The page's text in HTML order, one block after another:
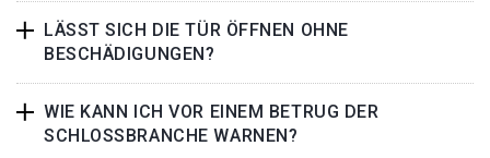
LÄSST SICH DIE TÜR ÖFFNEN OHNE
BESCHÄDIGUNGEN?
WIE KANN ICH VOR EINEM BETRUG DER
SCHLOSSBRANCHE WARNEN?